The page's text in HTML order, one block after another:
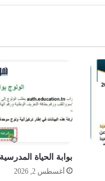
بوابة الحياة
أغسطس 2, 2026